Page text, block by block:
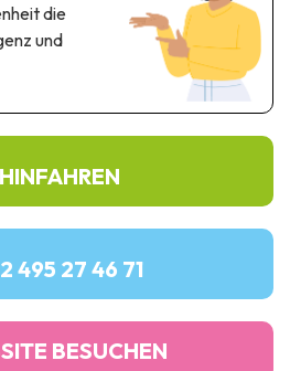
die
und
HINFAHREN
495 27 46 71
BESUCHEN